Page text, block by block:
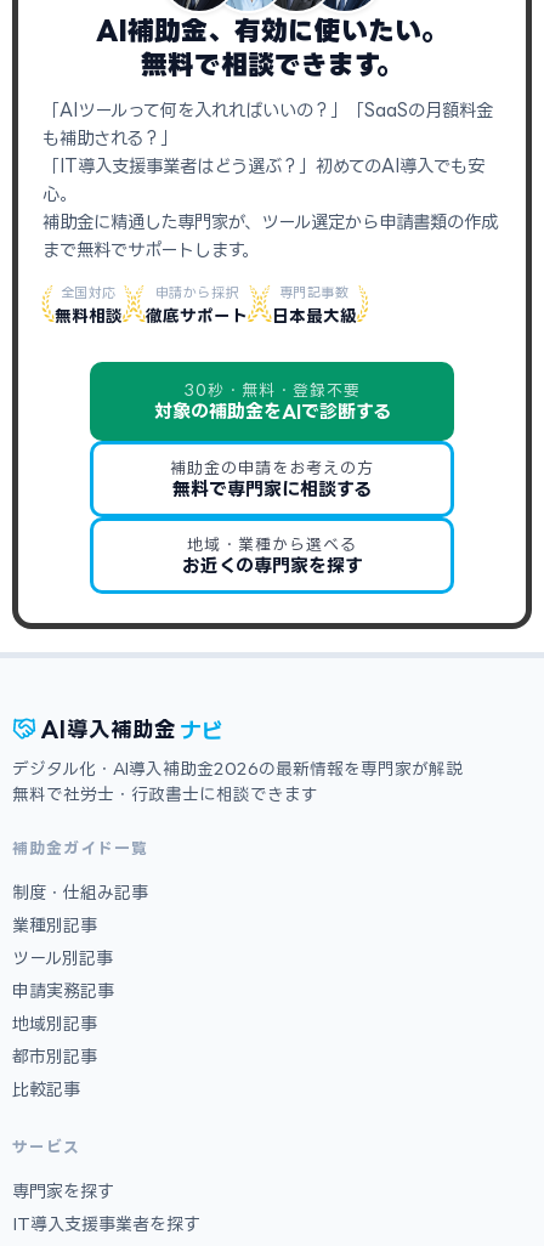
AI補助金、有効に使いたい。
無料で相談できます。
「AIツールって何を入れればいいの？」「SaaSの月額料金
も補助される？」
「IT導入支援事業者はどう選ぶ？」初めてのAI導入でも安
心。
補助金に精通した専門家が、ツール選定から申請書類の作成
まで無料でサポートします。
全国対応
無料相談
申請から採択
徹底サポート
専門記事数
日本最大級
30秒・無料・登録不要
対象の補助金をAIで診断する
補助金の申請をお考えの方
無料で専門家に相談する
地域・業種から選べる
お近くの専門家を探す
AI 導入補助金 ナビ
デジタル化・AI導入補助金2026の最新情報を専門家が解説
無料で社労士・行政書士に相談できます
補助金ガイド一覧
制度・仕組み記事
業種別記事
ツール別記事
申請実務記事
地域別記事
都市別記事
比較記事
サービス
専門家を探す
IT導入支援事業者を探す